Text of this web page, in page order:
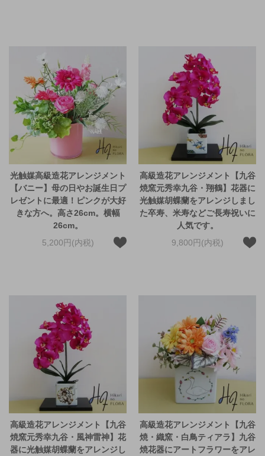
光触媒高級造花アレンジメント
【バニー】母の日やお誕生日プ
レゼントに最適！ピンクが大好
きな方へ。高さ26cm。横幅
26cm。
5,200円(内税)
高級造花アレンジメント【九谷
焼窯元秀幸九谷・翔鶴】花器に
光触媒胡蝶蘭をアレンジしまし
た卒寿、米寿などご長寿祝いに
人気です。
9,800円(内税)
高級造花アレンジメント【九谷
焼窯元秀幸九谷・風神雷神】花
器に光触媒胡蝶蘭をアレンジし
高級造花アレンジメント【九谷
焼・織窯・白鳥ティアラ】九谷
焼花器にアートフラワーをアレ